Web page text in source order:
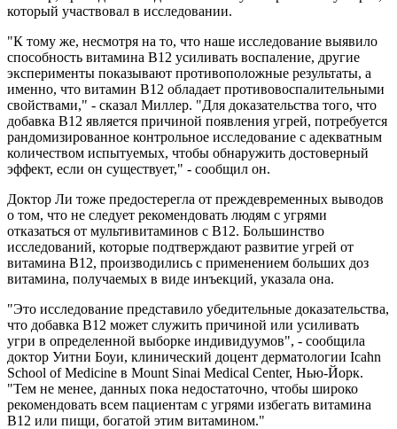
который участвовал в исследовании.
"К тому же, несмотря на то, что наше исследование выявило
способность витамина В12 усиливать воспаление, другие
эксперименты показывают противоположные результаты, а
именно, что витамин В12 обладает противовоспалительными
свойствами," - сказал Миллер. "Для доказательства того, что
добавка В12 является причиной появления угрей, потребуется
рандомизированное контрольное исследование с адекватным
количеством испытуемых, чтобы обнаружить достоверный
эффект, если он существует," - сообщил он.
Доктор Ли тоже предостерегла от преждевременных выводов
о том, что не следует рекомендовать людям с угрями
отказаться от мультивитаминов с В12. Большинство
исследований, которые подтверждают развитие угрей от
витамина В12, производились с применением больших доз
витамина, получаемых в виде инъекций, указала она.
"Это исследование представило убедительные доказательства,
что добавка В12 может служить причиной или усиливать
угри в определенной выборке индивидуумов", - сообщила
доктор Уитни Боуи, клинический доцент дерматологии Icahn
School of Medicine в Mount Sinai Medical Center, Нью-Йорк.
"Тем не менее, данных пока недостаточно, чтобы широко
рекомендовать всем пациентам с угрями избегать витамина
В12 или пищи, богатой этим витамином."